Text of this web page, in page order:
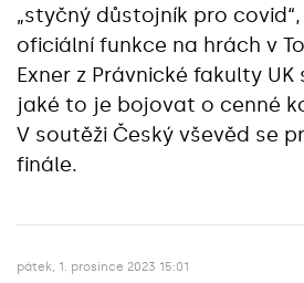
„styčný důstojník pro
oficiální funkce na hrách v
Exner z Právnické fakulty UK
jaké to je bojovat o cenné
V soutěži Český vševěd se
finále.
pátek, 1. prosince 2023 15:01